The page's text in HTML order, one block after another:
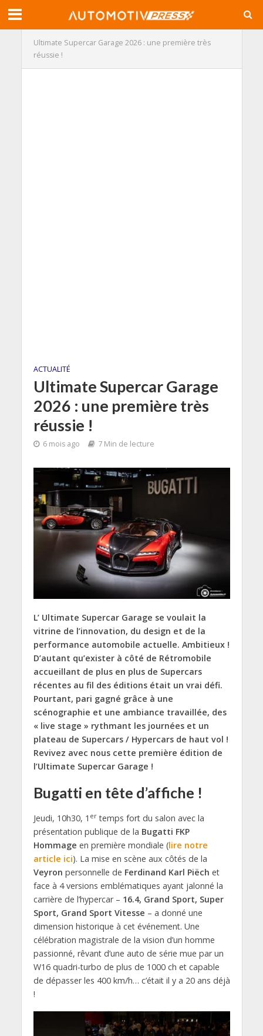
Ultimate Supercar Garage 2026 : une première très
réussie !
ACTUALITÉ
Ultimate Supercar Garage
2026 : une première très
réussie !
6 mois ago 7 Min de lecture
L’ Ultimate Supercar Garage se voulait la
vitrine de l’innovation, du design et de la
performance automobile actuelle. Ambitieux !
D’autant qu’exister à côté de Rétromobile
accueillant de plus en plus de Supercars
récentes au fil des éditions était un vrai défi.
Pourtant, pari gagné grâce à une
scénographie et une ambiance travaillée, des
« live stage » rythmant les journées et un
plateau de Supercars / Hypercars de haut vol !
Revivez avec nous cette première édition de
l’Ultimate Supercar Garage !
Bugatti en tête d’affiche !
Jeudi, 10h30, 1 ertemps fort du salon avec la
présentation publique de la Bugatti FKP
Hommage en première mondiale (lire notre
article ici). La mise en scène aux côtés de la
Veyron personnelle de Ferdinand Karl Piëch et
face à 4 versions emblématiques ayant jalonné la
carrière de l’hypercar – 16.4, Grand Sport, Super
Sport, Grand Sport Vitesse – a donné une
dimension historique à cet événement. Une
célébration magistrale de la vision d’un homme
passionné, rêvant d’une auto de série mue par un
W16 quadri-turbo de plus de 1000 ch et capable
de dépasser les 400 km/h… c’était il y a 20 ans déjà
!